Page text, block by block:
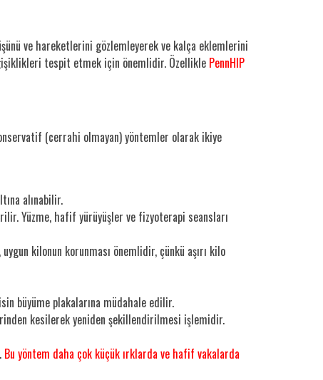
ve hareketlerini gözlemleyerek ve kalça eklemlerini
tespit etmek için önemlidir. Özellikle PennHIP
(cerrahi olmayan) yöntemler olarak ikiye
alınabilir.
Yüzme, hafif yürüyüşler ve fizyoterapi seansları
kilonun korunması önemlidir, çünkü aşırı kilo
büyüme plakalarına müdahale edilir.
kesilerek yeniden şekillendirilmesi işlemidir.
Bu yöntem daha çok küçük ırklarda ve hafif vakalarda